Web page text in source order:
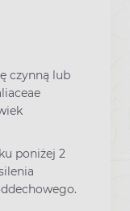
czynną lub
poniżej 2